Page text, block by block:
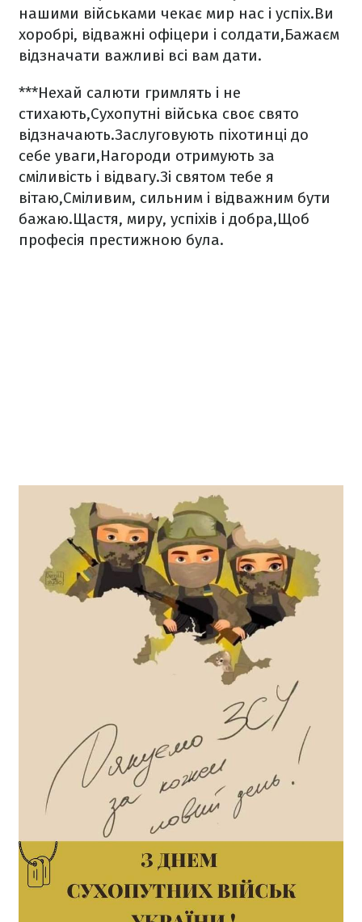
нашими військами чекає мир нас і успіх.Ви
хоробрі, відважні офіцери і солдати,Бажаєм
відзначати важливі всі вам дати.
***Нехай салюти гримлять і не
стихають,Сухопутні війська своє свято
відзначають.Заслуговують піхотинці до
себе уваги,Нагороди отримують за
сміливість і відвагу.Зі святом тебе я
вітаю,Сміливим, сильним і відважним бути
бажаю.Щастя, миру, успіхів і добра,Щоб
професія престижною була.